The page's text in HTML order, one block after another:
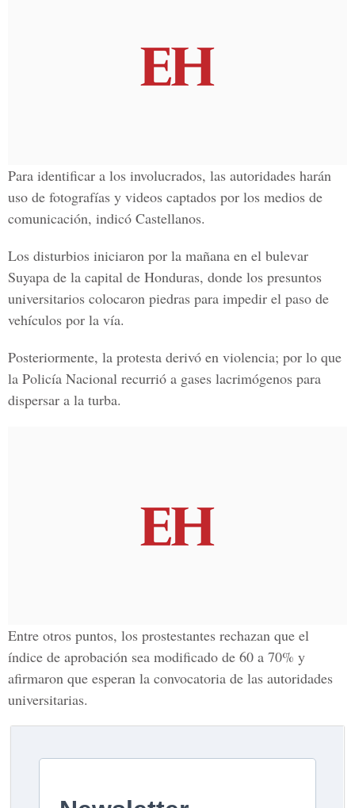
Para identificar a los involucrados, las autoridades harán
uso de fotografías y videos captados por los medios de
comunicación, indicó Castellanos.
Los disturbios iniciaron por la mañana en el bulevar
Suyapa de la capital de Honduras, donde los presuntos
universitarios colocaron piedras para impedir el paso de
vehículos por la vía.
Posteriormente, la protesta derivó en violencia; por lo que
la Policía Nacional recurrió a gases lacrimógenos para
dispersar a la turba.
Entre otros puntos, los prostestantes rechazan que el
índice de aprobación sea modificado de 60 a 70% y
afirmaron que esperan la convocatoria de las autoridades
universitarias.